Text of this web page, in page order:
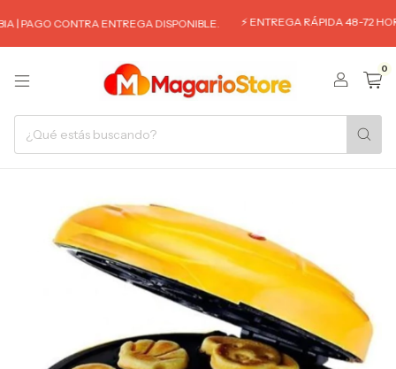
PAGO CONTRA ENTREGA DISPONIBLE. ⚡ ENTREGA RÁPIDA 48-72
0